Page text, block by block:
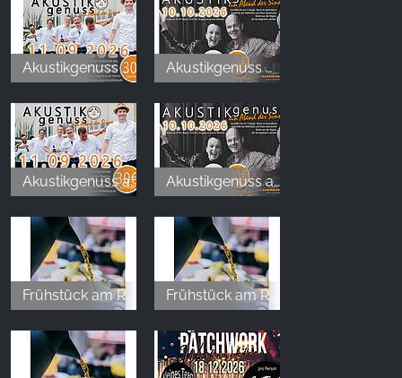
Akustikgenuss / Ein Abend der Sinne Akustikgenuss / Ein Abend der Sinne
Akustikgenuss am Rammelsberg Akustikgenuss am Rammelsberg
Frühstück am Rammelsberg Frühstück am Rammelsberg